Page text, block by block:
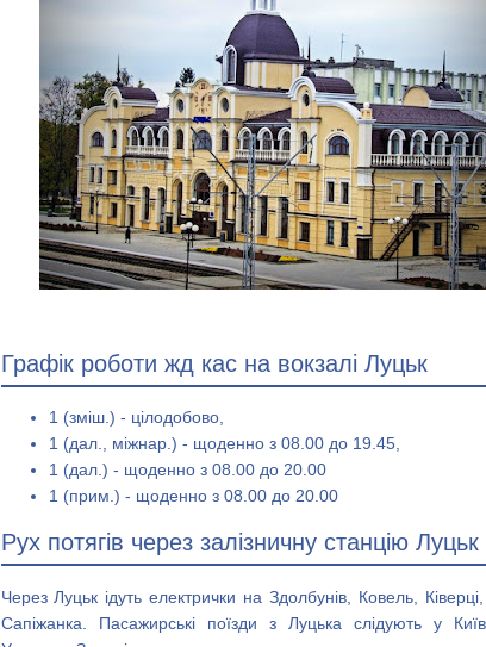
Графік роботи жд кас на вокзалі Луцьк
1 (зміш.) - цілодобово,
1 (дал., міжнар.) - щоденно з 08.00 до 19.45,
1 (дал.) - щоденно з 08.00 до 20.00
1 (прим.) - щоденно з 08.00 до 20.00
Рух потягів через залізничну станцію Луцьк
Через Луцьк ідуть електрички на Здолбунів, Ковель, Ківерці,
Сапіжанка. Пасажирські поїзди з Луцька слідують у